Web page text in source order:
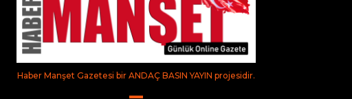
Haber Manşet Gazetesi bir ANDAÇ BASIN YAYIN projesidir.